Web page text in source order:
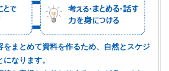
をまとめて資料を作るため、自然とスケジ
なります。